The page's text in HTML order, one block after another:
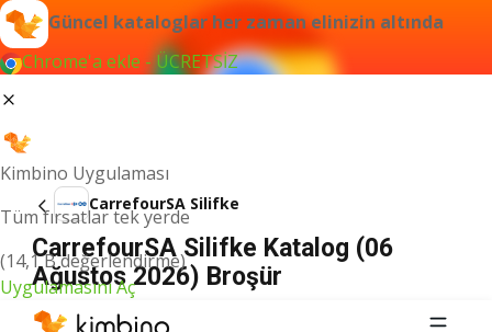
Güncel kataloglar her zaman elinizin altında
Chrome'a ekle - ÜCRETSİZ
Kimbino Uygulaması
Tüm fırsatlar tek yerde
(14,1 B değerlendirme)
Uygulamasını Aç
CarrefourSA Silifke
CarrefourSA Silifke Katalog (06
Ağustos 2026) Broşür